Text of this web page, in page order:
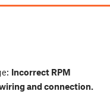
Incorrect RPM
and connection.